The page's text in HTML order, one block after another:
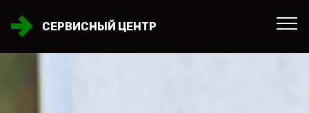
СЕРВИСНЫЙ ЦЕНТР